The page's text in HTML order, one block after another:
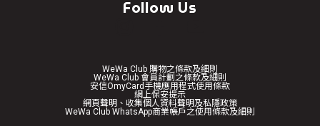
Follow Us
WeWa Club 購物之條款及細則
WeWa Club 會員計劃之條款及細則
安信OmyCard手機應用程式使用條款
網上保安提示
網頁聲明、收集個人資料聲明及私隱政策
WeWa Club WhatsApp商業帳戶之使用條款及細則